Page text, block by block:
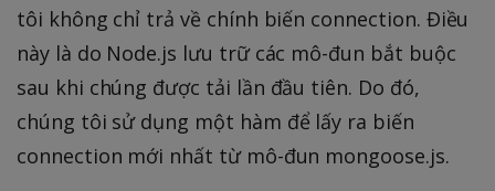
tôi không chỉ trả về chính biến connection. Điều
này là do Node.js lưu trữ các mô-đun bắt buộc
sau khi chúng được tải lần đầu tiên. Do đó,
chúng tôi sử dụng một hàm để lấy ra biến
connection mới nhất từ mô-đun mongoose.js.